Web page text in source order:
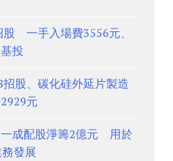
一手入場費3556元、
投
股、碳化硅外延片製造
元
成配股淨籌2億元 用於
發展